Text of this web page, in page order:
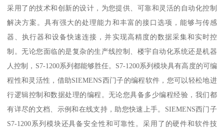
采用了的技术和创新的设计，为您提供、可靠和灵活的自动化控制
解决方案。具有强大的处理能力和丰富的接口选项，能够与传感
器、执行器和设备快速连接，并实现高精度的数据采集和实时控
制。无论您面临的是复杂的生产线控制、楼宇自动化系统还是机器
人控制，S7-1200系列都能够胜任。S7-1200系列模块具有高度的可编
程性和灵活性，借助SIEMENS西门子的编程软件，您可以轻松地进
行逻辑控制和数据处理的编程。无论您具备多少编程经验，我们都
有详尽的文档、示例和在线支持，助您快速上手。SIEMENS西门子
S7-1200系列模块还具备安全性和可靠性。采用了的硬件和软件技